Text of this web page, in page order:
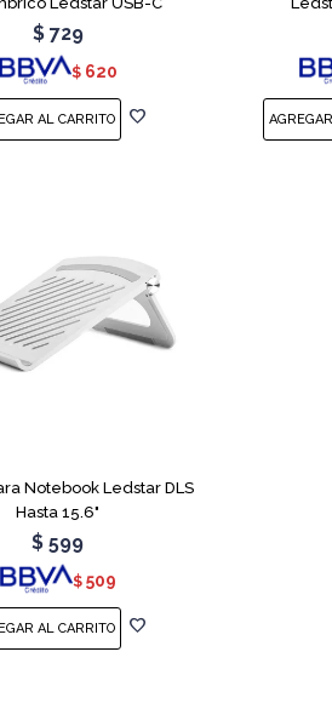
$ 729
$ 620
Notebook Ledstar DLS
Hasta 15.6"
$ 599
$ 509